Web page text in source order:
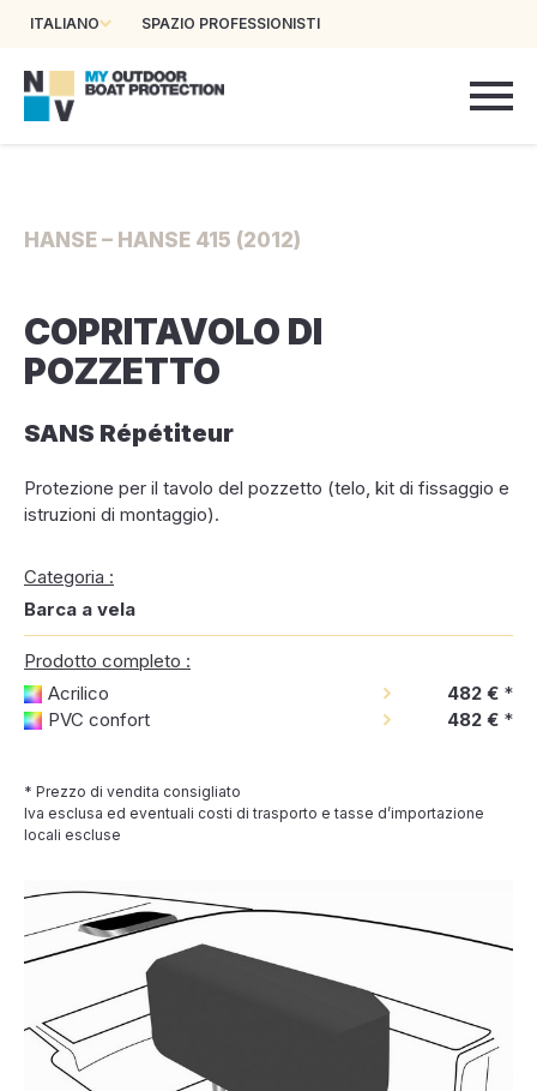
ITALIANO SPAZIO PROFESSIONISTI
HANSE – HANSE 415 (2012)
COPRITAVOLO DI
POZZETTO
SANS Répétiteur
Protezione per il tavolo del pozzetto (telo, kit di fissaggio e
istruzioni di montaggio).
Categoria :
Barca a vela
Prodotto completo :
Acrilico
482 € *
PVC confort
482 € *
* Prezzo di vendita consigliato
Iva esclusa ed eventuali costi di trasporto e tasse d’importazione
locali escluse